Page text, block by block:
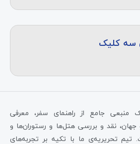
سه کلیک
منبعی جامع از راهنمای سفر، معرفی
جهان، نقد و بررسی هتل‌ها و رستوران‌ها و
تیم تحریریه‌ی ما با تکیه بر تجربه‌های